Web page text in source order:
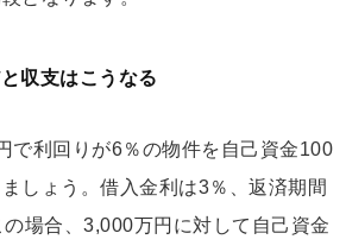
収支はこうなる
で利回りが6％の物件を自己資金100
しょう。借入金利は3％、返済期間
場合、3,000万円に対して自己資金